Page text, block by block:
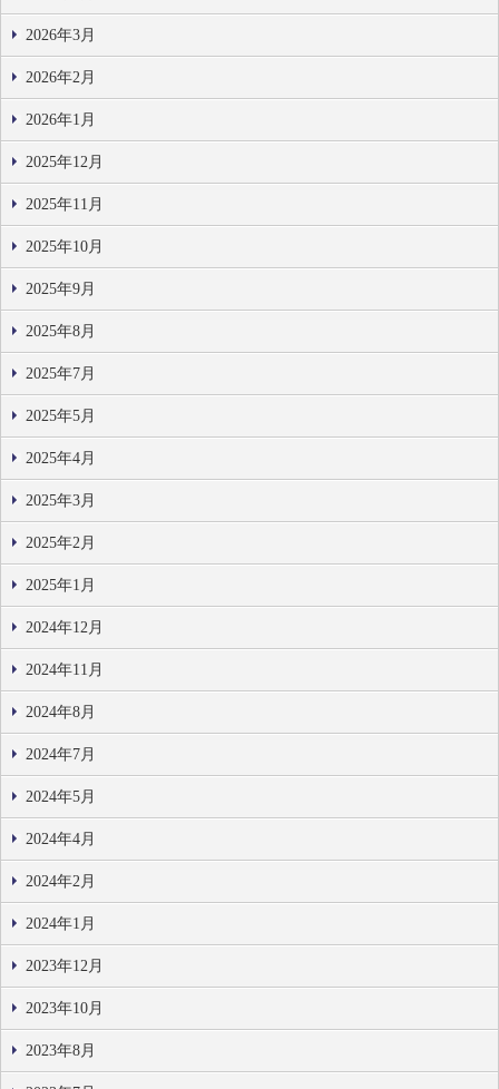
2026年3月
2026年2月
2026年1月
2025年12月
2025年11月
2025年10月
2025年9月
2025年8月
2025年7月
2025年5月
2025年4月
2025年3月
2025年2月
2025年1月
2024年12月
2024年11月
2024年8月
2024年7月
2024年5月
2024年4月
2024年2月
2024年1月
2023年12月
2023年10月
2023年8月